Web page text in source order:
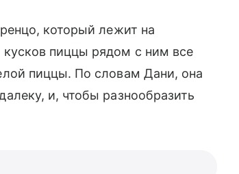
который лежит на
пиццы рядом с ним все
пиццы. По словам Дани, она
и, чтобы разнообразить